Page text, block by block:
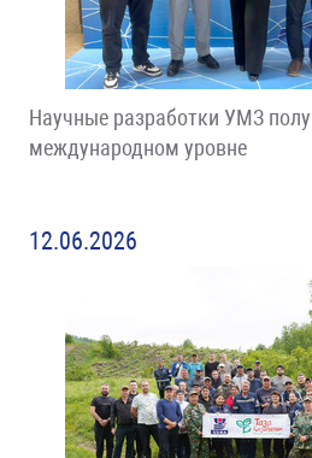
Научные разработки УМЗ
международном уровне
12.06.2026